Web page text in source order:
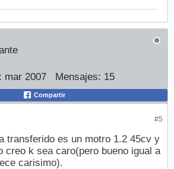
mar 2007 Mensajes: 15
Compartir
#5
transferido es un motro 1.2 45cv y
creo k sea caro(pero bueno igual a
carisimo).